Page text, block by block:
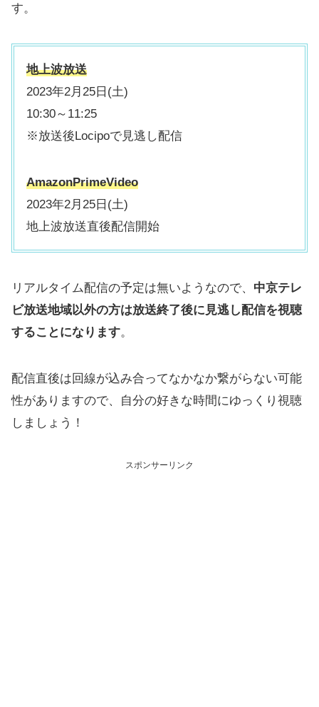
す。
地上波放送
2023年2月25日(土)
10:30～11:25
※放送後Locipoで見逃し配信
AmazonPrimeVideo
2023年2月25日(土)
地上波放送直後配信開始
リアルタイム配信の予定は無いようなので、 中京テレ
ビ放送地域以外の方は放送終了後に見逃し配信を視聴
することになります。
配信直後は回線が込み合ってなかなか繋がらない可能
性がありますので、自分の好きな時間にゆっくり視聴
しましょう！
スポンサーリンク